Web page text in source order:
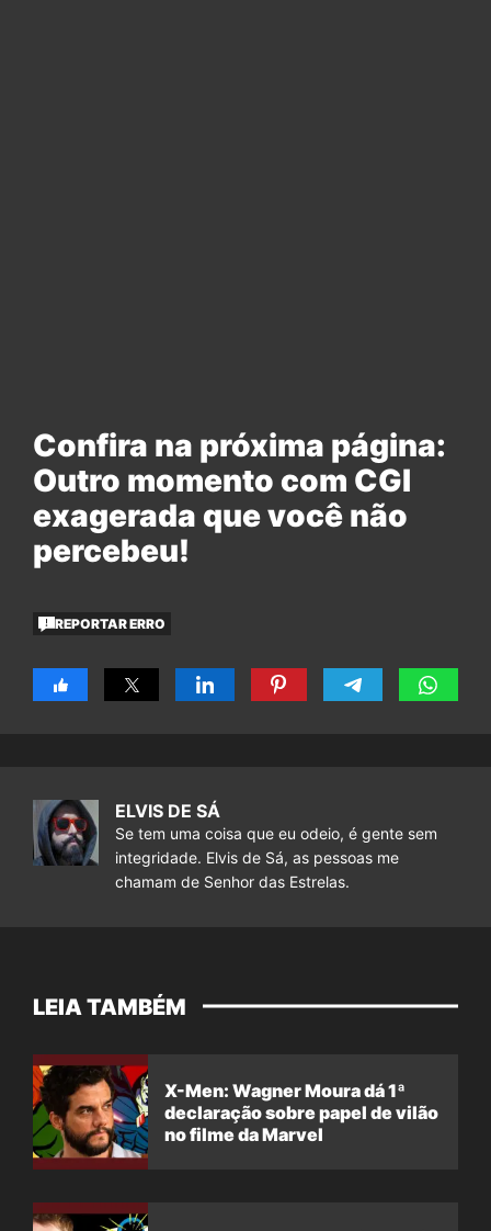
Confira na próxima página:
Outro momento com CGI
exagerada que você não
percebeu!
REPORTAR ERRO
ELVIS DE SÁ
Se tem uma coisa que eu odeio, é gente sem
integridade. Elvis de Sá, as pessoas me
chamam de Senhor das Estrelas.
LEIA TAMBÉM
X-Men: Wagner Moura dá 1ª
declaração sobre papel de vilão
no filme da Marvel